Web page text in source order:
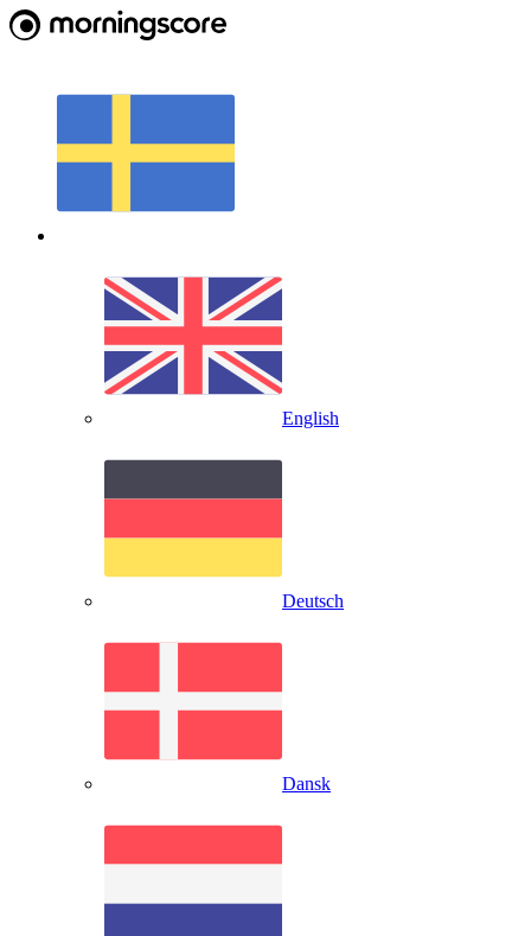
English
Deutsch
Dansk